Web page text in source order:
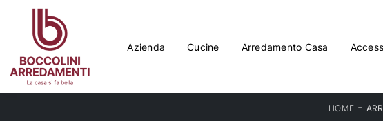
Azienda Cucine Arredamento Casa
HOME -